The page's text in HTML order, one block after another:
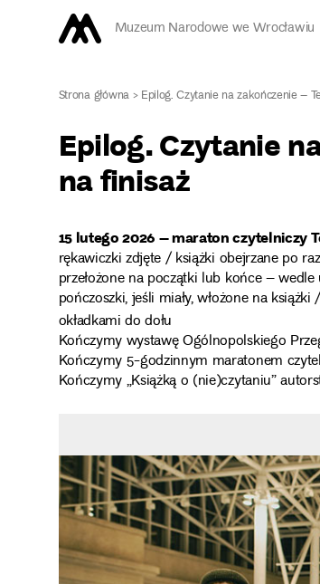
Muzeum Narodowe we Wrocławiu
Strona główna>Epilog. Czytanie na zakończenie –
Epilog. Czytanie
na finisaż
15 lutego 2026 – maraton czytelniczy
rękawiczki zdjęte / książki obejrzane po
przełożone na początki lub końce –
pończoszki, jeśli miały, włożone na
okładkami do dołu
Kończymy wystawę Ogólnopolskiego
Kończymy 5-godzinnym maratonem
Kończymy „Książką o (nie)czytaniu”